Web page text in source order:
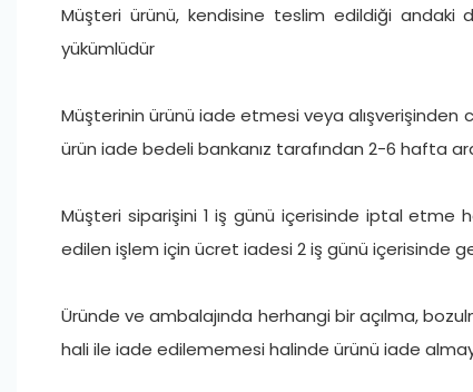
Müşteri ürünü, kendisine teslim edildiği andaki
yükümlüdür
Müşterinin ürünü iade etmesi veya alışverişinden
ürün iade bedeli bankanız tarafından 2-6 hafta
Müşteri siparişini 1 iş günü içerisinde iptal etme
edilen işlem için ücret iadesi 2 iş günü içerisinde
Üründe ve ambalajında herhangi bir açılma,
hali ile iade edilememesi halinde ürünü iade